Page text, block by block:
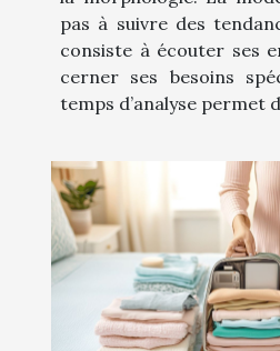
pas à suivre des
consiste à écouter ses
cerner ses besoins
temps d’analyse permet